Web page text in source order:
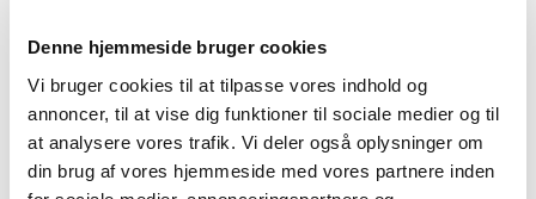
Denne hjemmeside bruger cookies
Vi bruger cookies til at tilpasse vores indhold og
annoncer, til at vise dig funktioner til sociale medier og til
at analysere vores trafik. Vi deler også oplysninger om
din brug af vores hjemmeside med vores partnere inden
Kom til tasterne – og vær med til at hylde den, der gør
hverdagen lidt bedre for os andre!